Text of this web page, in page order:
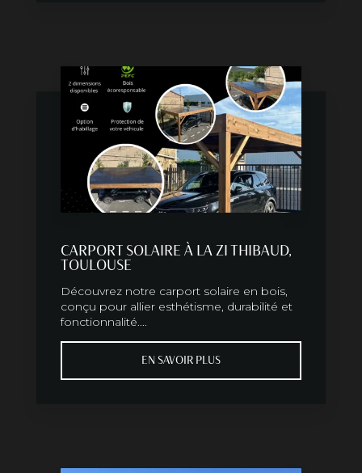
CARPORT SOLAIRE À LA ZI THIBAUD,
TOULOUSE
Découvrez notre carport solaire en bois,
conçu pour allier esthétisme, durabilité et
fonctionnalité....
EN SAVOIR PLUS